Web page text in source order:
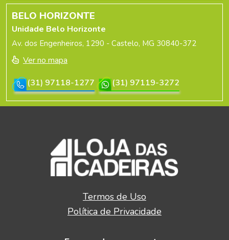
BELO HORIZONTE
Unidade Belo Horizonte
Av. dos Engenheiros, 1290 - Castelo, MG 30840-372
Ver no mapa
(31) 97118-1277
(31) 97119-3272
Termos de Uso
Política de Privacidade